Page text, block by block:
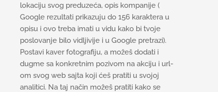
lokaciju svog preduzeća, opis kompanije (
Google rezultati prikazuju do 156 karaktera u
opisu i ovo treba imati u vidu kako bi tvoje
poslovanje bilo vidljivije i u Google pretrazi).
Postavi kaver fotografiju, a možeš dodati i
dugme sa konkretnim pozivom na akciju i url-
om svog web sajta koji ćeš pratiti u svojoj
analitici. Na taj način možeš pratiti kako se